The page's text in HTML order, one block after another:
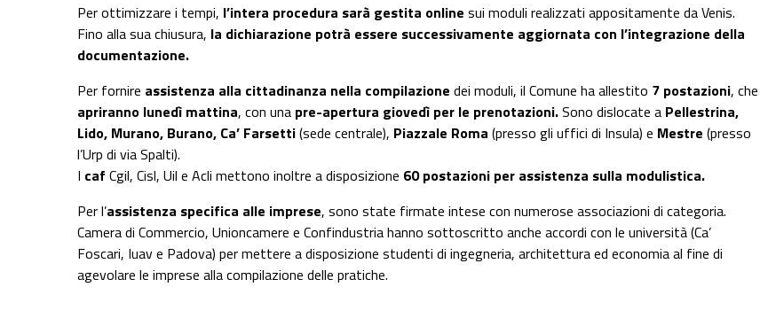
Per ottimizzare i tempi, l’intera procedura sarà gestita online sui moduli realizzati appositamente da Venis.
Fino alla sua chiusura, la dichiarazione potrà essere successivamente aggiornata con l’integrazione della
documentazione.
Per fornire assistenza alla cittadinanza nella compilazione dei moduli, il Comune ha allestito 7 postazioni, che
apriranno lunedì mattina, con una pre-apertura giovedì per le prenotazioni.Sono dislocate a Pellestrina,
Lido, Murano, Burano, Ca’ Farsetti(sede centrale), Piazzale Roma (presso gli uffici di Insula) e Mestre (presso
l’Urp di via Spalti).
I caf Cgil, Cisl, Uil e Acli mettono inoltre a disposizione 60 postazioni per assistenza sulla modulistica.
Per l’assistenza specifica alle imprese, sono state firmate intese con numerose associazioni di categoria.
Camera di Commercio, Unioncamere e Confindustria hanno sottoscritto anche accordi con le università (Ca’
Foscari, Iuav e Padova) per mettere a disposizione studenti di ingegneria, architettura ed economia al fine di
agevolare le imprese alla compilazione delle pratiche.